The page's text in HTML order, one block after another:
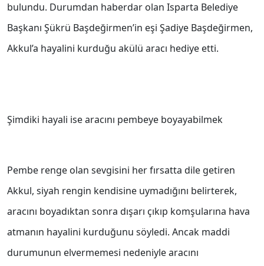
bulundu. Durumdan haberdar olan Isparta Belediye
Başkanı Şükrü Başdeğirmen’in eşi Şadiye Başdeğirmen,
Akkul’a hayalini kurduğu akülü aracı hediye etti.
Şimdiki hayali ise aracını pembeye boyayabilmek
Pembe renge olan sevgisini her fırsatta dile getiren
Akkul, siyah rengin kendisine uymadığını belirterek,
aracını boyadıktan sonra dışarı çıkıp komşularına hava
atmanın hayalini kurduğunu söyledi. Ancak maddi
durumunun elvermemesi nedeniyle aracını